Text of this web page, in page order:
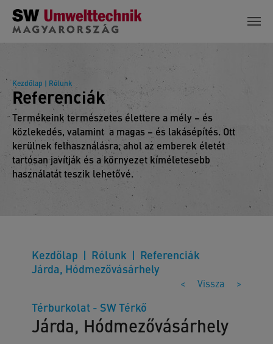
Skip to main content
Kezdőlap | Rólunk
Referenciák
Termékeink természetes élettere a mély – és
közlekedés, valamint a magas – és lakásépítés. Ott
kerülnek felhasználásra, ahol az emberek életét
tartósan javítják és a környezet kíméletesebb
használatát teszik lehetővé.
Kezdőlap Rólunk
Referenciák
Járda, Hódmezővásárhely
< Vissza >
Térburkolat - SW Térkő
Járda, Hódmezővásárhely